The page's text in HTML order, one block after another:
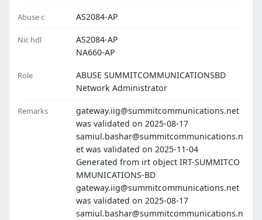
Abuse c AS2084-AP
Nic hdl
AS2084-AP
NA660-AP
Role
ABUSE SUMMITCOMMUNICATIONSBD
Network Administrator
Remarks
gateway.iig@summitcommunications.net
was validated on 2025-08-17
samiul.bashar@summitcommunications.n
et was validated on 2025-11-04
Generated from irt object IRT-SUMMITCO
MMUNICATIONS-BD
gateway.iig@summitcommunications.net
was validated on 2025-08-17
samiul.bashar@summitcommunications.n